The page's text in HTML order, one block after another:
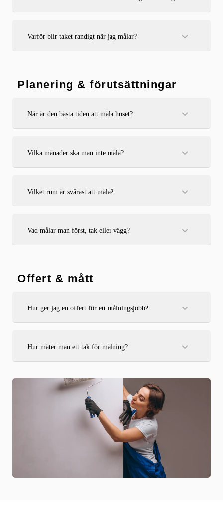
Det beror på skick – är färgen lös eller sprucken bör den tas
Varför blir taket randigt när jag målar?
Randigt tak beror ofta på att färgen inte rollats vått i vått
Planering & förutsättningar
När är den bästa tiden att måla huset?
Vår till tidig höst är bäst, med torrt och stabilt väder.
Vilka månader ska man inte måla?
Undvik målning i kallt väder (under +5°C) samt vid regn
Vilket rum är svårast att måla?
Badrum och kök är ofta svårast på grund av ventilation, fukt
Vad målar man först, tak eller vägg?
Tak målas alltid först, därefter väggar och sist snickerier.
Offert & mått
Hur ger jag en offert för ett målningsjobb?
Ange antal kvadratmeter, typ av ytor, eventuellt förarbete,
avdrag gäller.
Hur mäter man ett tak för målning?
Mät längden och bredden på rummet och multiplicera – ex. 4